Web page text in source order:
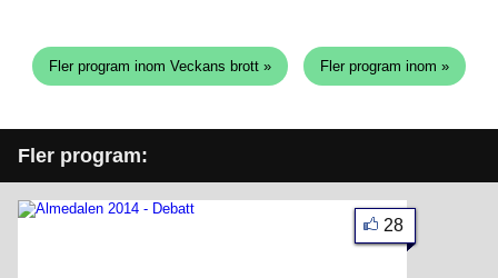
Fler program inom Veckans brott » Fler program inom »
Fler program:
28